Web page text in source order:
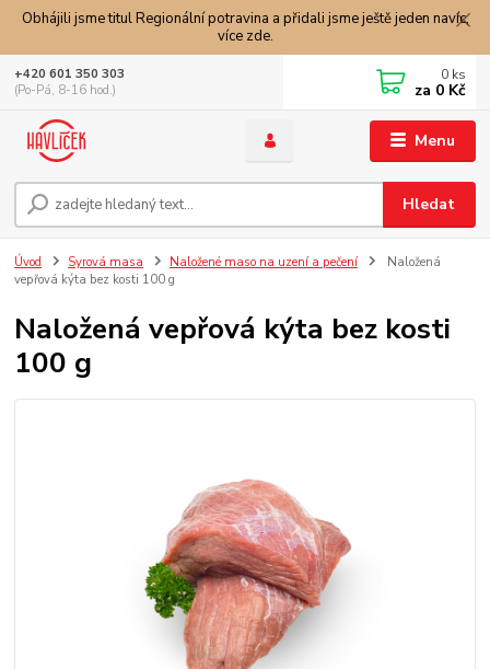
Obhájili jsme titul Regionální potravina a přidali jsme ještě jeden navíc,
více zde.
Menu
Hledat
+420 601 350 303
(Po-Pá, 8-16 hod.)
0 ks
za 0 Kč
Úvod Syrová masa Naložené maso na uzení a pečení
Naložená
vepřová kýta bez kosti 100 g
Naložená vepřová kýta bez kosti
100 g